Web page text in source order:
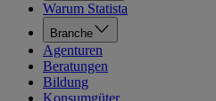
Warum Statista
Branche
Agenturen
Beratungen
Bildung
Konsumgüter